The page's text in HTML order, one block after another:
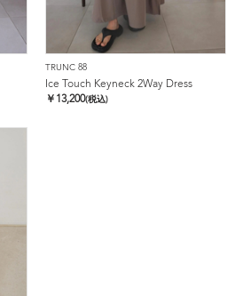
TRUNC 88
Ice Touch Keyneck 2Way Dress
￥ 13,200(税込)